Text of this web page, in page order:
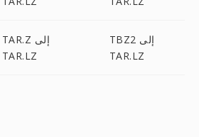
TAR.Z إلى
TAR.LZ
TBZ2 إلى
TAR.LZ